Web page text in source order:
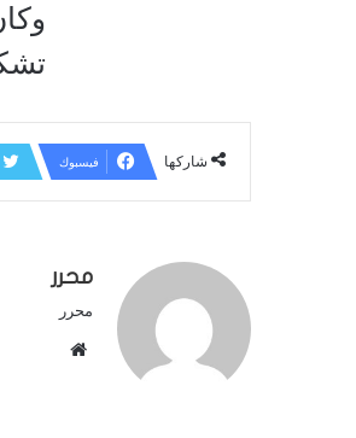
شاركها فيسبوك
محرر
محرر